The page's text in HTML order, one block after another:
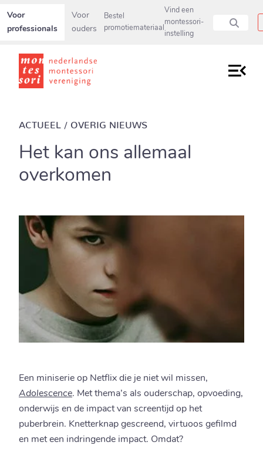
Het kan ons allemaal
overkomen
ACTUEEL / OVERIG NIEUWS
Een miniserie op Netflix die je niet wil missen,
Adolescence. Met thema’s als ouderschap, opvoeding,
onderwijs en de impact van screentijd op het
puberbrein. Knetterknap gescreend, virtuoos gefilmd
en met een indringende impact. Omdat?
Secundaire navigatiemenu overslaan en direct naar pagina
Voor
professionals
Voor
ouders
Bestel
promotiemateriaal
Vind een
montessori-
instelling